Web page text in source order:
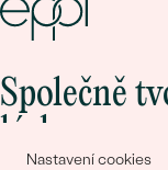
Nastavení cookies
Společně
lásky